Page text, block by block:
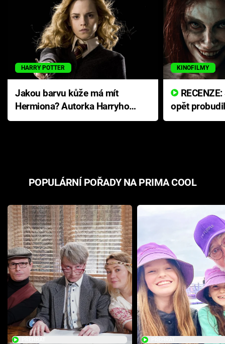
HARRY POTTER
Jakou barvu kůže má mít
Hermiona? Autorka Harryho
Pottera přišla s ráznou
KINOFILMY
opět
přichází s
POPULÁRNÍ POŘADY NA PRIMA COOL